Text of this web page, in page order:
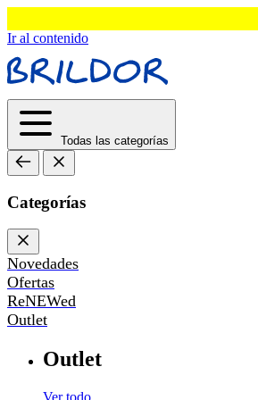
Ir al contenido
Todas las categorías
Categorías
Novedades
Ofertas
ReNEWed
Outlet
Outlet